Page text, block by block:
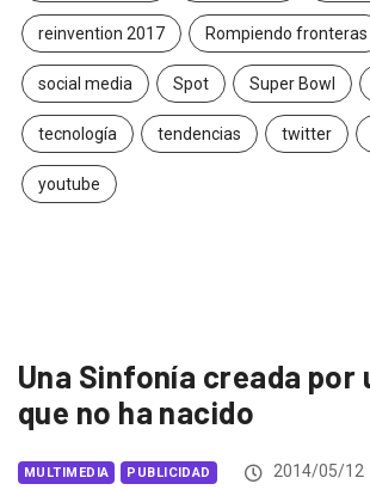
reinvention 2017 Rompiendo fronteras
social media Spot Super Bowl
tecnología tendencias twitter
youtube
Una Sinfonía creada por
que no ha nacido
MULTIMEDIA PUBLICIDAD 2014/05/12